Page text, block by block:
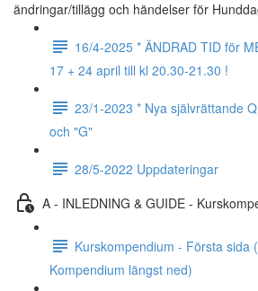
ändringar/tillägg och händelser för
16/4-2025 * ÄNDRAD TID för
17 + 24 april till kl 20.30-21.30 !
23/1-2023 * Nya självrättande
och "G"
28/5-2022 Uppdateringar
A - INLEDNING & GUIDE -
Kurskompendium - Första sida
Kompendium längst ned)